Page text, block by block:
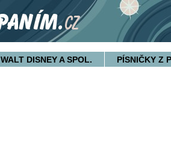
WALT DISNEY A SPOL. PÍSNIČKY Z